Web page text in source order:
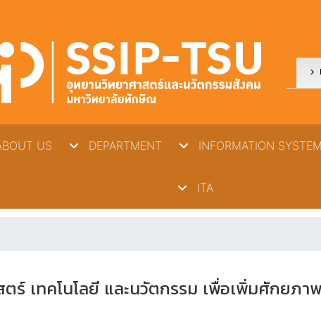
US DEPARTMENT INFORMATION SYSTEM
ITA
ตร์ เทคโนโลยี และนวัตกรรม เพื่อเพิ่มศักยภ